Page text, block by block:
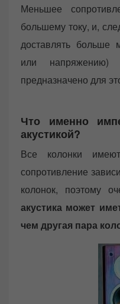
Меньшее
большему току, и,
доставлять больше
или
предназначено для
Что именно
акустикой?
Все колонки
сопротивление
колонок, поэтому
акустика может
чем другая пара